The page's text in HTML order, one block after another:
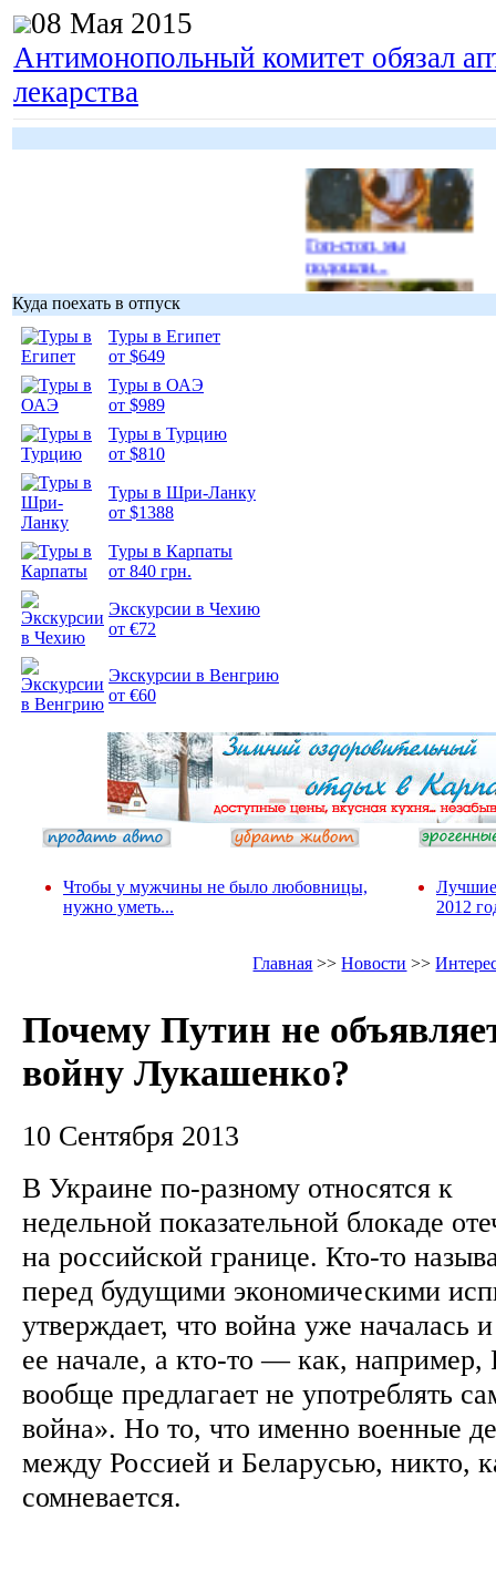
08 Мая 2015
Антимонопольный комитет обязал
лекарства
Гоп-стоп, мы
подошли...
Куда поехать в отпуск
Туры в Египет
от $649
Туры в ОАЭ
от $989
Туры в Турцию
от $810
Туры в Шри-Ланку
от $1388
Туры в Карпаты
от 840 грн.
Экскурсии в Чехию
от €72
Экскурсии в Венгрию
от €60
Чтобы у мужчины не было любовницы,
нужно уметь...
Лучшие
2012
Главная >>Новости >>
Почему Путин не
войну Лукашенко?
10 Сентября 2013
В Украине по-разному относятся к
недельной показательной блокаде
на российской границе. Кто-то
перед будущими экономическими
утверждает, что война уже началась
ее начале, а кто-то — как,
вообще предлагает не употреблять
война». Но то, что именно военные
между Россией и Беларусью, никто,
сомневается.